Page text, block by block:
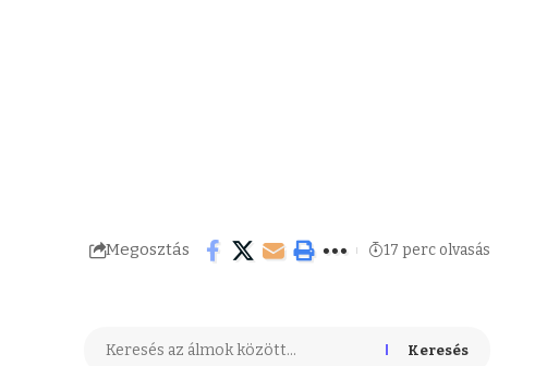
Megosztás 17 perc olvasás
Keresés